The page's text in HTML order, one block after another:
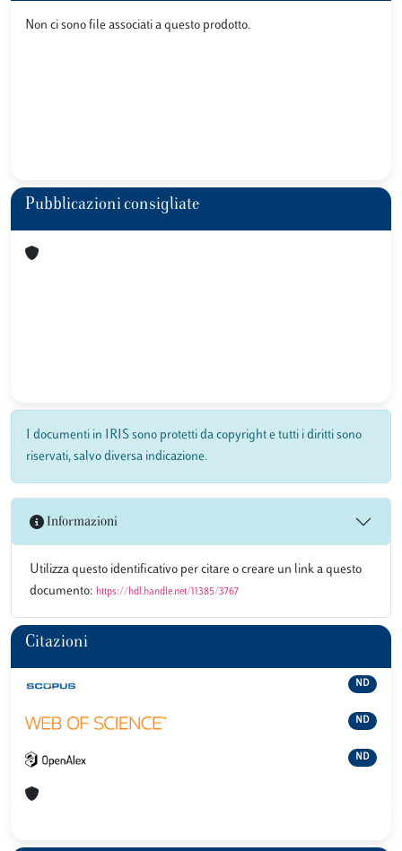
Non ci sono file associati a questo prodotto.
Pubblicazioni consigliate
I documenti in IRIS sono protetti da copyright e tutti i diritti sono
riservati, salvo diversa indicazione.
Informazioni
Utilizza questo identificativo per citare o creare un link a questo
documento: https://hdl.handle.net/11385/3767
Citazioni
ND
ND
ND